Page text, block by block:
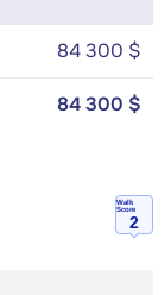
84 300 $
84 300 $
Walk
Score
2